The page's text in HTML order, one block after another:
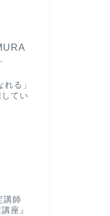
る」
てい
講師
座』